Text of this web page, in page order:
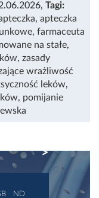
, Tagi:
, apteczka
, farmaceuta
na stałe,
, zasady
wrażliwość
leków,
, pomijanie
NEXT
ND